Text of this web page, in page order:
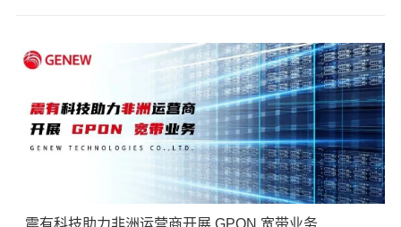
震有科技助力非洲运营商开展 GPON 宽带业务